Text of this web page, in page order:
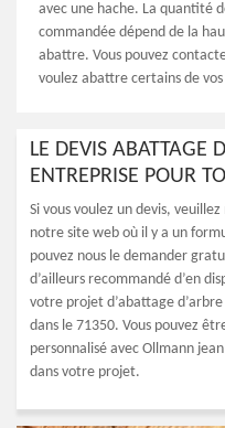
avec une hache. La quantité
commandée dépend de la
abattre. Vous pouvez
voulez abattre certains de
LE DEVIS ABATTAGE
ENTREPRISE POUR
Si vous voulez un devis,
notre site web où il y a un
pouvez nous le demander
d’ailleurs recommandé d’en
votre projet d’abattage
dans le 71350. Vous pouvez
personnalisé avec Ollmann
dans votre projet.